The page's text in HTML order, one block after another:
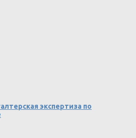
экспертиза по